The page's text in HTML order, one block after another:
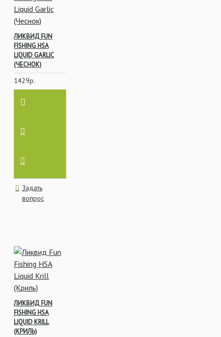
ЛИКВИД FUN
FISHING HSA
LIQUID GARLIC
(ЧЕСНОК)
1429р.
Задать
вопрос
ЛИКВИД FUN
FISHING HSA
LIQUID KRILL
(КРИЛЬ)